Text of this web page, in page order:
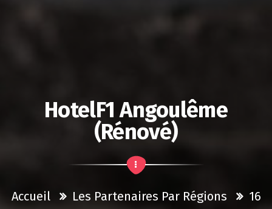
HotelF1 Angoulême
(rénové)
Accueil Les Partenaires Par Régions
16